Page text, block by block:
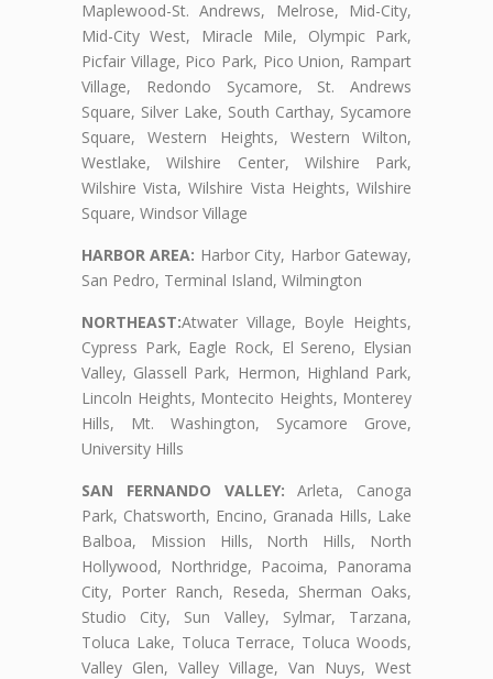
Maplewood-St. Andrews, Melrose, Mid-City,
Mid-City West, Miracle Mile, Olympic Park,
Picfair Village, Pico Park, Pico Union, Rampart
Village, Redondo Sycamore, St. Andrews
Square, Silver Lake, South Carthay, Sycamore
Square, Western Heights, Western Wilton,
Westlake, Wilshire Center, Wilshire Park,
Wilshire Vista, Wilshire Vista Heights, Wilshire
Square, Windsor Village
HARBOR AREA: Harbor City, Harbor Gateway,
San Pedro, Terminal Island, Wilmington
NORTHEAST:Atwater Village, Boyle Heights,
Cypress Park, Eagle Rock, El Sereno, Elysian
Valley, Glassell Park, Hermon, Highland Park,
Lincoln Heights, Montecito Heights, Monterey
Hills, Mt. Washington, Sycamore Grove,
University Hills
SAN FERNANDO VALLEY: Arleta, Canoga
Park, Chatsworth, Encino, Granada Hills, Lake
Balboa, Mission Hills, North Hills, North
Hollywood, Northridge, Pacoima, Panorama
City, Porter Ranch, Reseda, Sherman Oaks,
Studio City, Sun Valley, Sylmar, Tarzana,
Toluca Lake, Toluca Terrace, Toluca Woods,
Valley Glen, Valley Village, Van Nuys, West